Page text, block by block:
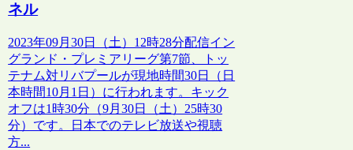
ネル
2023年09月30日（土）12時28分配信イン
グランド・プレミアリーグ第7節、トッ
テナム対リバプールが現地時間30日（日
本時間10月1日）に行われます。キック
オフは1時30分（9月30日（土）25時30
分）です。日本でのテレビ放送や視聴
方...